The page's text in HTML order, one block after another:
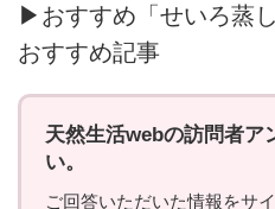
▶おすすめ「せいろ蒸
おすすめ記事